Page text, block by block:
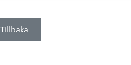
Tillbaka